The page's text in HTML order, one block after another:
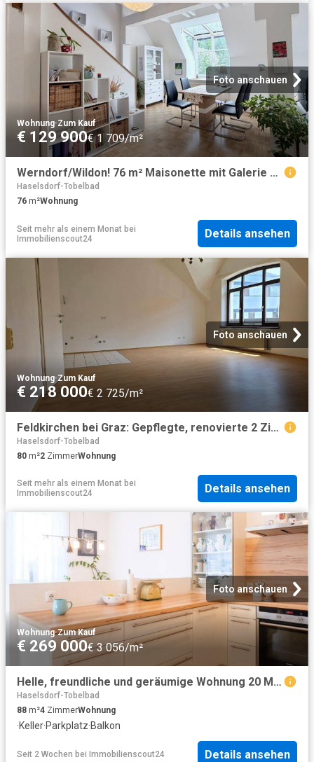
Foto anschauen
Wohnung·Zum Kauf
€ 129 900€ 1 709/m²
Werndorf/Wildon! 76 m² Maisonette mit Galerie & Parkplatz – ideal für Eigennutzer & Anleger
Haselsdorf-Tobelbad
76 m²Wohnung
Seit mehr als einem Monat bei
Immobilienscout24
Details ansehen
Foto anschauen
Wohnung·Zum Kauf
€ 218 000€ 2 725/m²
Feldkirchen bei Graz: Gepflegte, renovierte 2 Zimmer DG Wohnung mit Parkplatz!
Haselsdorf-Tobelbad
80 m²2 ZimmerWohnung
Seit mehr als einem Monat bei
Immobilienscout24
Details ansehen
Foto anschauen
Wohnung·Zum Kauf
€ 269 000€ 3 056/m²
Helle, freundliche und geräumige Wohnung 20 Minuten von Graz | Süd Westbalkon und eigener Carport
Haselsdorf-Tobelbad
88 m²4 ZimmerWohnung
·Keller·Parkplatz·Balkon
Seit 2 Wochen bei Immobilienscout24 Details ansehen